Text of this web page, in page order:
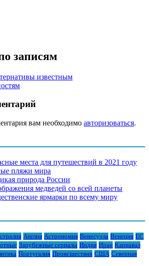
записям
известным
вам необходимо авторизоваться.
места для путешествий в 2021 году
пляжи мира
природа России
медведей со всей планеты
ярмарки по всему миру
Англия Астрономия Венесуэла Венеция ЕС
Зарубежные сериалы Индия Иран Карнавал
Португалия Происшествия США Северная